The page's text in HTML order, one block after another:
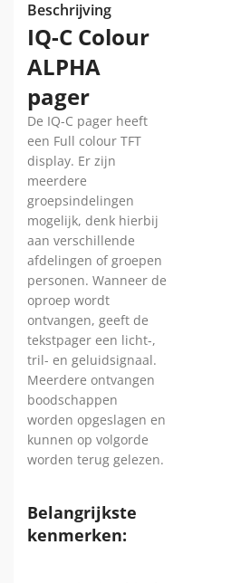
Beschrijving
IQ-C Colour
ALPHA
pager
De IQ-C pager heeft
een Full colour TFT
display. Er zijn
meerdere
groepsindelingen
mogelijk, denk hierbij
aan verschillende
afdelingen of groepen
personen. Wanneer de
oproep wordt
ontvangen, geeft de
tekstpager een licht-,
tril- en geluidsignaal.
Meerdere ontvangen
boodschappen
worden opgeslagen en
kunnen op volgorde
worden terug gelezen.
Belangrijkste
kenmerken: